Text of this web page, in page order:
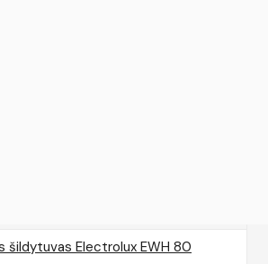
šildytuvas Electrolux EWH 80